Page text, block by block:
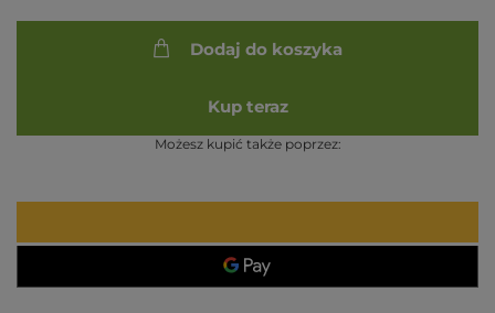
Dodaj do koszyka
Kup teraz
Możesz kupić także poprzez: